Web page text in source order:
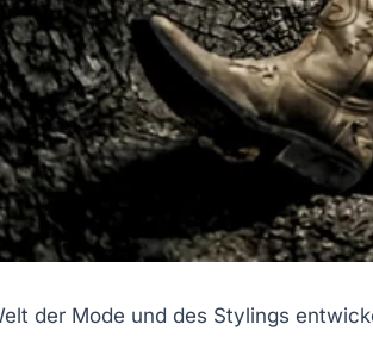
der Mode und des Stylings